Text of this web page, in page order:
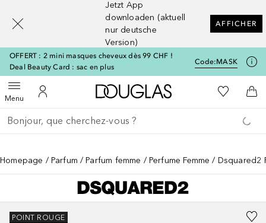
Jetzt App
downloaden (aktuell
nur deutsche
Version)
AFFICHER
OFFERT : 2 mini masques cheveux dès 99 CHF !
Deal Beauty Card : sac en plus
Code:MASK
MenuOuvrir le menuVers Mon Compte
Vers l'accueil Douglas
Vers Ma
Retourner
Exécuter la recherche
Homepage Parfum Parfum femme Perfume Femme Dsquared2
POINT ROUGE
[navigation.slideout.screenreader]